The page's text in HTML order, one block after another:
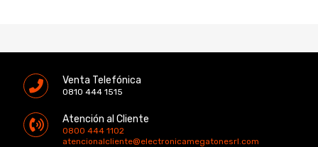
Venta Telefónica
0810 444 1515
Atención al Cliente
0800 444 1102
atencionalcliente@electronicamegatonesrl.com